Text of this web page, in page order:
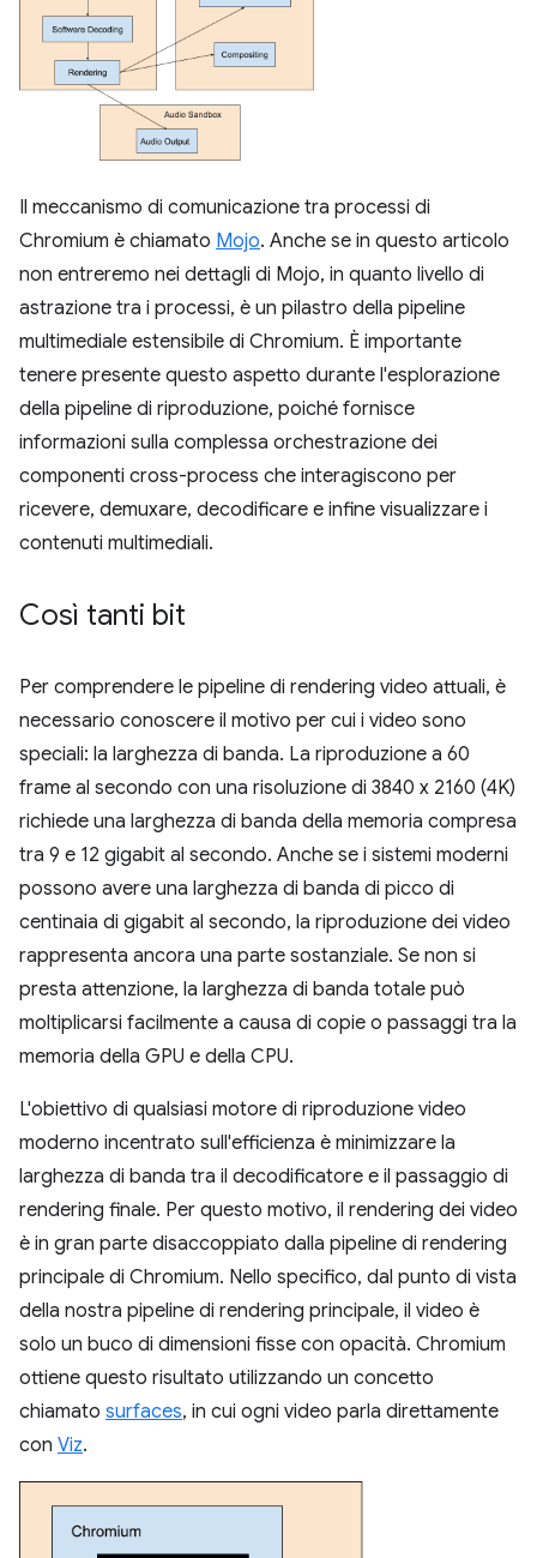
Il meccanismo di comunicazione tra processi di
Chromium è chiamato Mojo. Anche se in questo articolo
non entreremo nei dettagli di Mojo, in quanto livello di
astrazione tra i processi, è un pilastro della pipeline
multimediale estensibile di Chromium. È importante
tenere presente questo aspetto durante l'esplorazione
della pipeline di riproduzione, poiché fornisce
informazioni sulla complessa orchestrazione dei
componenti cross-process che interagiscono per
ricevere, demuxare, decodificare e infine visualizzare i
contenuti multimediali.
Così tanti bit
Per comprendere le pipeline di rendering video attuali, è
necessario conoscere il motivo per cui i video sono
speciali: la larghezza di banda. La riproduzione a 60
frame al secondo con una risoluzione di 3840 x 2160 (4K)
richiede una larghezza di banda della memoria compresa
tra 9 e 12 gigabit al secondo. Anche se i sistemi moderni
possono avere una larghezza di banda di picco di
centinaia di gigabit al secondo, la riproduzione dei video
rappresenta ancora una parte sostanziale. Se non si
presta attenzione, la larghezza di banda totale può
moltiplicarsi facilmente a causa di copie o passaggi tra la
memoria della GPU e della CPU.
L'obiettivo di qualsiasi motore di riproduzione video
moderno incentrato sull'efficienza è minimizzare la
larghezza di banda tra il decodificatore e il passaggio di
rendering finale. Per questo motivo, il rendering dei video
è in gran parte disaccoppiato dalla pipeline di rendering
principale di Chromium. Nello specifico, dal punto di vista
della nostra pipeline di rendering principale, il video è
solo un buco di dimensioni fisse con opacità. Chromium
ottiene questo risultato utilizzando un concetto
chiamato surfaces, in cui ogni video parla direttamente
con Viz.